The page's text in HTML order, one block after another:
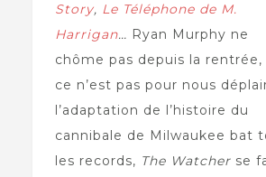
Story, Le Téléphone de M.
Harrigan… Ryan Murphy ne
chôme pas depuis la
ce n’est pas pour nous
l’adaptation de l’histoire du
cannibale de Milwaukee bat
les records, The Watcherse